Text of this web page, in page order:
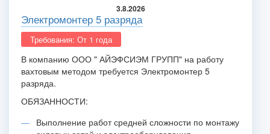
3.8.2026
Электромонтер 5 разряда
Требования: От 1 года
В компанию ООО " АЙЭФСИЭМ ГРУПП" на работу
вахтовым методом требуется Электромонтер 5
разряда.
ОБЯЗАННОСТИ:
Выполнение работ средней сложности по монтажу